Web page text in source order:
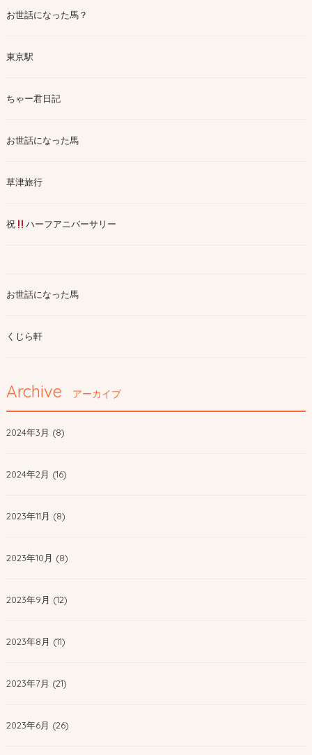
お世話になった馬？
東京駅
ちゃー君日記
お世話になった馬
草津旅行
祝 ハーフアニバーサリー
お世話になった馬
くじら軒
Archive アーカイブ
2024年3月 (8)
2024年2月 (16)
2023年11月 (8)
2023年10月 (8)
2023年9月 (12)
2023年8月 (11)
2023年7月 (21)
2023年6月 (26)